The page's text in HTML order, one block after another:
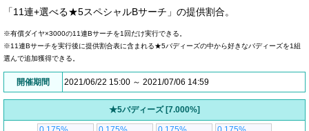
「11連+選べる★5スペシャルBサーチ」の提供割合。
※有償ダイヤ×3000の11連Bサーチを1回だけ実行できる。
※11連Bサーチを実行後に提供割合表に含まれる★5バディーズの中から好きなバディーズを1組
選んで追加獲得できる。
開催期間 2021/06/22 15:00 ～ 2021/07/06 14:59
★5バディーズ [7.000%]